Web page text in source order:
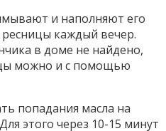
и наполняют его
каждый вечер.
в доме не найдено,
можно и с помощью
попадания масла на
этого через 10-15 минут